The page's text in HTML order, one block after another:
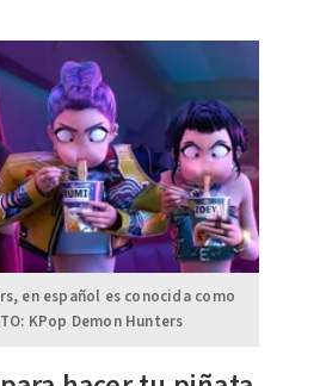
en español es conocida como
KPop Demon Hunters